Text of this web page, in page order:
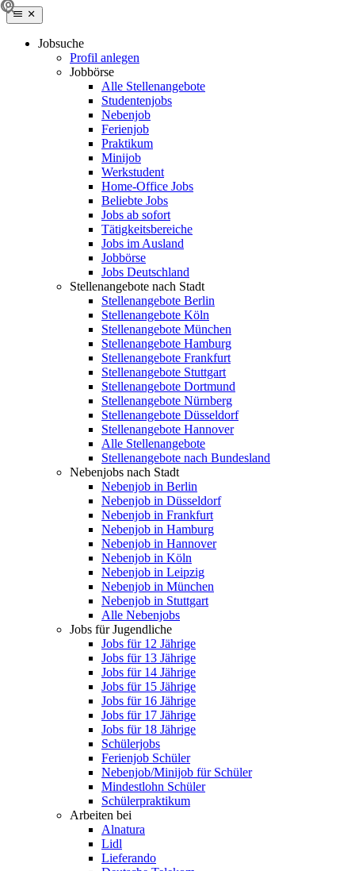
Jobsuche
Profil anlegen
Jobbörse
Alle Stellenangebote
Studentenjobs
Nebenjob
Ferienjob
Praktikum
Minijob
Werkstudent
Home-Office Jobs
Beliebte Jobs
Jobs ab sofort
Tätigkeitsbereiche
Jobs im Ausland
Jobbörse
Jobs Deutschland
Stellenangebote nach Stadt
Stellenangebote Berlin
Stellenangebote Köln
Stellenangebote München
Stellenangebote Hamburg
Stellenangebote Frankfurt
Stellenangebote Stuttgart
Stellenangebote Dortmund
Stellenangebote Nürnberg
Stellenangebote Düsseldorf
Stellenangebote Hannover
Alle Stellenangebote
Stellenangebote nach Bundesland
Nebenjobs nach Stadt
Nebenjob in Berlin
Nebenjob in Düsseldorf
Nebenjob in Frankfurt
Nebenjob in Hamburg
Nebenjob in Hannover
Nebenjob in Köln
Nebenjob in Leipzig
Nebenjob in München
Nebenjob in Stuttgart
Alle Nebenjobs
Jobs für Jugendliche
Jobs für 12 Jährige
Jobs für 13 Jährige
Jobs für 14 Jährige
Jobs für 15 Jährige
Jobs für 16 Jährige
Jobs für 17 Jährige
Jobs für 18 Jährige
Schülerjobs
Ferienjob Schüler
Nebenjob/Minijob für Schüler
Mindestlohn Schüler
Schülerpraktikum
Arbeiten bei
Alnatura
Lidl
Lieferando